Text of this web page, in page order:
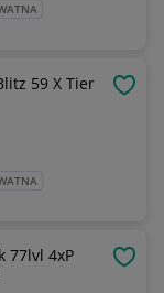
59 X Tier
77lvl 4xP